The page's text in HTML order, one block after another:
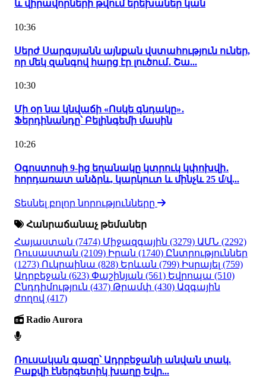
և վիրավորների թվում երեխաներ կան
10:36
Սերժ Սարգսյանն այնքան վստահություն ուներ,
որ մեկ զանգով հարց էր լուծում․ Շա...
10:30
Մի օր նա կնվաճի «Ոսկե գնդակը»․
Ֆերդինանդը՝ Բելինգեմի մասին
10:26
Օգոստոսի 9-ից եղանակը կտրուկ կփոխվի․
հորդառատ անձրև, կարկուտ և մինչև 25 մ/վ...
Տեսնել բոլոր նորությունները
Հանրաճանաչ թեմաներ
Հայաստան (7474) Միջազգային (3279) ԱՄՆ (2292)
Ռուսաստան (2109) Իրան (1740) Ընտրություններ
(1273) Ուկրաինա (828) Երևան (799) Իսրայել (759)
Ադրբեջան (623) Փաշինյան (561) Եվրոպա (510)
Ընդդիմություն (437) Թրամփ (430) Ազգային
ժողով (417)
Radio Aurora
Ռուսական գազը՝ Ադրբեջանի անվան տակ.
Բաքվի էներգետիկ խաղը Եվր...